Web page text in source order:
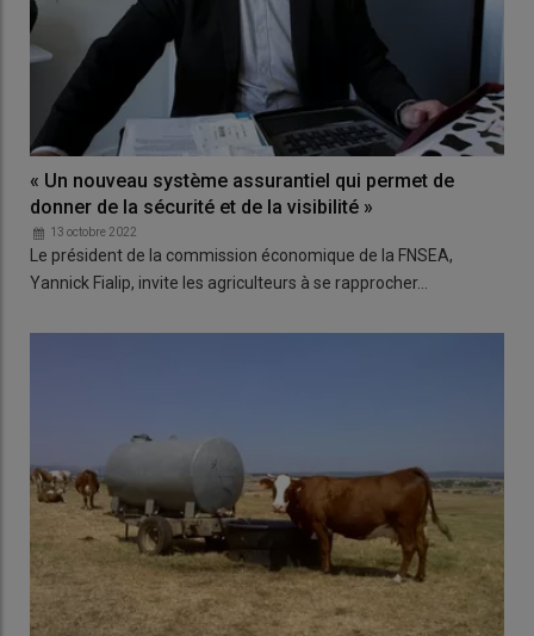
« Un nouveau système assurantiel qui permet de
donner de la sécurité et de la visibilité »
13 octobre 2022
Le président de la commission économique de la FNSEA,
Yannick Fialip, invite les agriculteurs à se rapprocher…